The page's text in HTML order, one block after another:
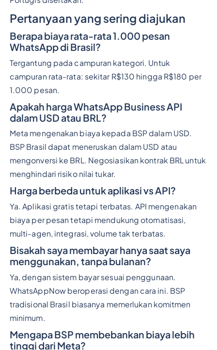
Pertanyaan yang sering diajukan
Berapa biaya rata-rata 1.000 pesan
WhatsApp di Brasil?
Tergantung pada campuran kategori. Untuk
campuran rata-rata: sekitar R$130 hingga R$180 per
1.000 pesan.
Apakah harga WhatsApp Business API
dalam USD atau BRL?
Meta mengenakan biaya kepada BSP dalam USD.
BSP Brasil dapat meneruskan dalam USD atau
mengonversi ke BRL. Negosiasikan kontrak BRL untuk
menghindari risiko nilai tukar.
Harga berbeda untuk aplikasi vs API?
Ya. Aplikasi gratis tetapi terbatas. API mengenakan
biaya per pesan tetapi mendukung otomatisasi,
multi-agen, integrasi, volume tak terbatas.
Bisakah saya membayar hanya saat saya
menggunakan, tanpa bulanan?
Ya, dengan sistem bayar sesuai penggunaan.
WhatsAppNow beroperasi dengan cara ini. BSP
tradisional Brasil biasanya memerlukan komitmen
minimum.
Mengapa BSP membebankan biaya lebih
tinggi dari Meta?